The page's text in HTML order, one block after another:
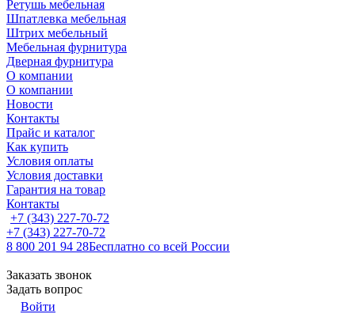
Ретушь мебельная
Шпатлевка мебельная
Штрих мебельный
Мебельная фурнитура
Дверная фурнитура
О компании
О компании
Новости
Контакты
Прайс и каталог
Как купить
Условия оплаты
Условия доставки
Гарантия на товар
Контакты
+7 (343) 227-70-72
+7 (343) 227-70-72
8 800 201 94 28Бесплатно со всей России
Заказать звонок
Задать вопрос
Войти